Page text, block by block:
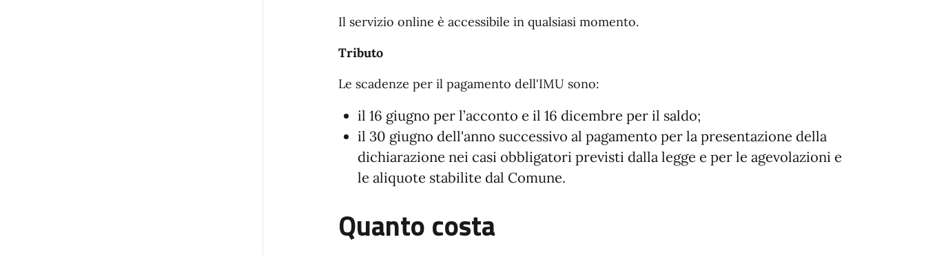
Il servizio online è accessibile in qualsiasi momento.
Tributo
Le scadenze per il pagamento dell'IMU sono:
il 16 giugno per l’acconto e il 16 dicembre per il saldo;
il 30 giugno dell'anno successivo al pagamento per la presentazione della
dichiarazione nei casi obbligatori previsti dalla legge e per le agevolazioni e
le aliquote stabilite dal Comune.
Quanto costa